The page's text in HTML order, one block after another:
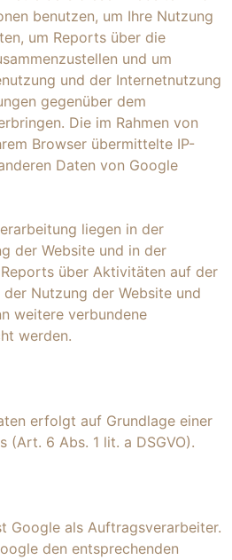
benutzen, um Ihre Nutzung
um Reports über die
und um
und der Internetnutzung
gegenüber dem
Die im Rahmen von
Browser übermittelte IP-
Daten von Google
liegen in der
der Website und in der
über Aktivitäten auf der
Nutzung der Website und
weitere verbundene
werden.
erfolgt auf Grundlage einer
(Art. 6 Abs. 1 lit. a DSGVO).
Google als Auftragsverarbeiter.
den entsprechenden